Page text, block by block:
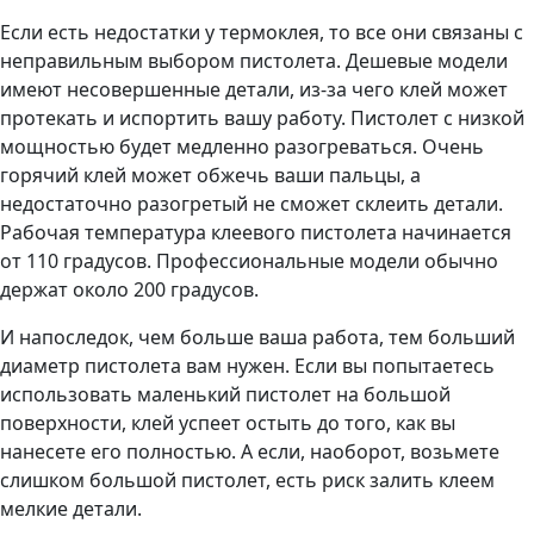
Если есть недостатки у термоклея, то все они связаны с
неправильным выбором пистолета. Дешевые модели
имеют несовершенные детали, из-за чего клей может
протекать и испортить вашу работу. Пистолет с низкой
мощностью будет медленно разогреваться. Очень
горячий клей может обжечь ваши пальцы, а
недостаточно разогретый не сможет склеить детали.
Рабочая температура клеевого пистолета начинается
от 110 градусов. Профессиональные модели обычно
держат около 200 градусов.
И напоследок, чем больше ваша работа, тем больший
диаметр пистолета вам нужен. Если вы попытаетесь
использовать маленький пистолет на большой
поверхности, клей успеет остыть до того, как вы
нанесете его полностью. А если, наоборот, возьмете
слишком большой пистолет, есть риск залить клеем
мелкие детали.